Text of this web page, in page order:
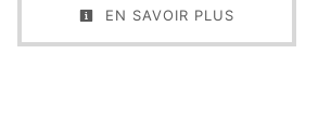
EN SAVOIR PLUS